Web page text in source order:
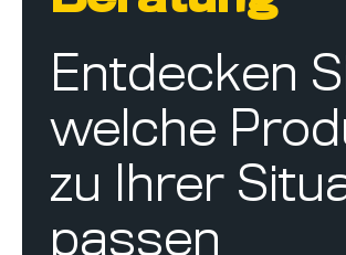
Entdecken
welche
zu Ihrer
passen